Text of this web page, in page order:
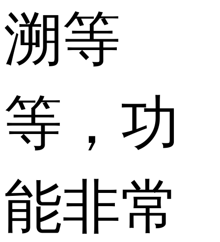
溯等
等，功
能非常